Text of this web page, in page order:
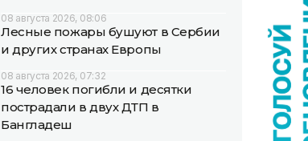
08 августа 2026, 08:06
Лесные пожары бушуют в Сербии
и других странах Европы
08 августа 2026, 07:32
16 человек погибли и десятки
пострадали в двух ДТП в
Бангладеш